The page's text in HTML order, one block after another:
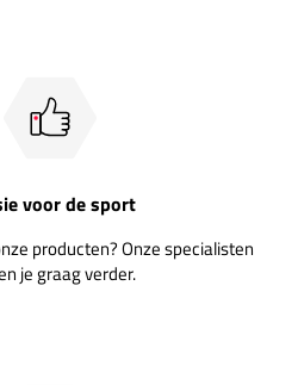
voor de sport
producten? Onze specialisten
je graag verder.